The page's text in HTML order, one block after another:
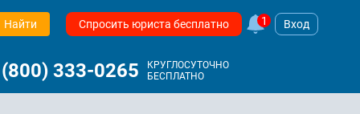
Найти Спросить юриста бесплатно 1 Вход
333-0265
КРУГЛОСУТОЧНО
БЕСПЛАТНО